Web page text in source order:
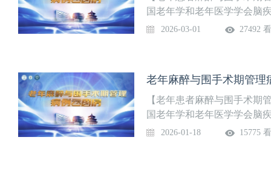
国老年学和老年医学学会脑
院）和国家老年麻醉联盟（
2026-03-01 27492
老年麻醉与围手术期管理
【老年患者麻醉与围手术期
国老年学和老年医学学会脑
院）和国家老年麻醉联盟（
2026-01-18 15775